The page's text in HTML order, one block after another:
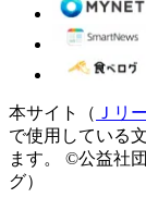
本サイト（ Ｊリ
で使用している
ます。
©公益社
グ）